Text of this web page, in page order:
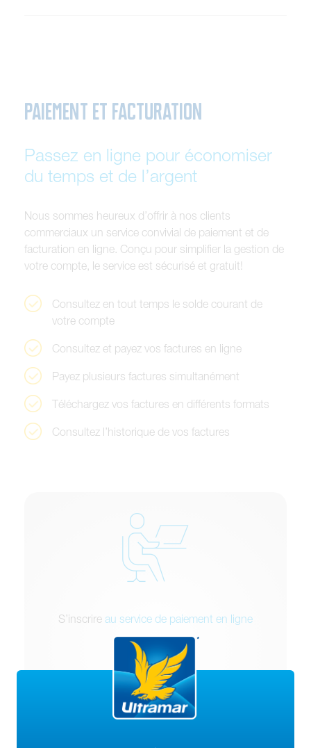
PAIEMENT ET FACTURATION
Passez en ligne pour économiser
du temps et de l’argent
Nous sommes heureux d’offrir à nos clients
commerciaux un service convivial de paiement et de
facturation en ligne Conçu pour simplifier la gestion de
votre compte le service est sécurisé et gratuit
Consultez en tout temps le solde courant de
votre compte
Consultez et payez vos factures en ligne
Payez plusieurs factures simultanément
Téléchargez vos factures en différents formats
Consultez l’historique de vos factures
S’inscrire au service de paiement en ligne